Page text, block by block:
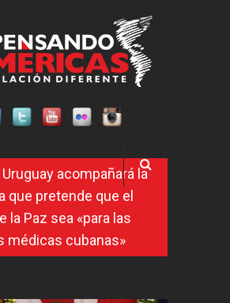
Uruguay acompañará la
que pretende que el
la Paz sea «para las
médicas cubanas»